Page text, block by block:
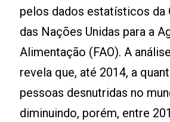
pelos dados estatísticos da
das Nações Unidas para a
Alimentação (FAO). A
revela que, até 2014, a
pessoas desnutridas no
diminuindo, porém, entre